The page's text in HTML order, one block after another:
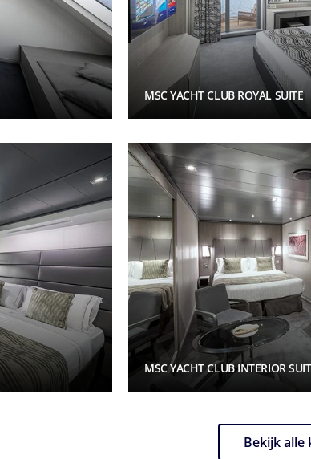
MSC YACHT CLUB ROYAL SUITE
MSC YACHT CLUB INTERIOR
Bekijk alle